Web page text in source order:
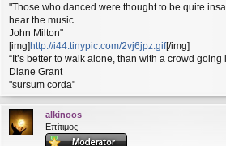
υ
σ
η
"Those who danced were thought to be quite
hear the music.
John Milton"
[img]http://i44.tinypic.com/2vj6jpz.gif[/img]
“It’s better to walk alone, than with a crowd
Diane Grant
"sursum corda"
alkinoos
Επίτιμος